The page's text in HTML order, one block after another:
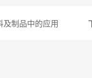
制品中的应用